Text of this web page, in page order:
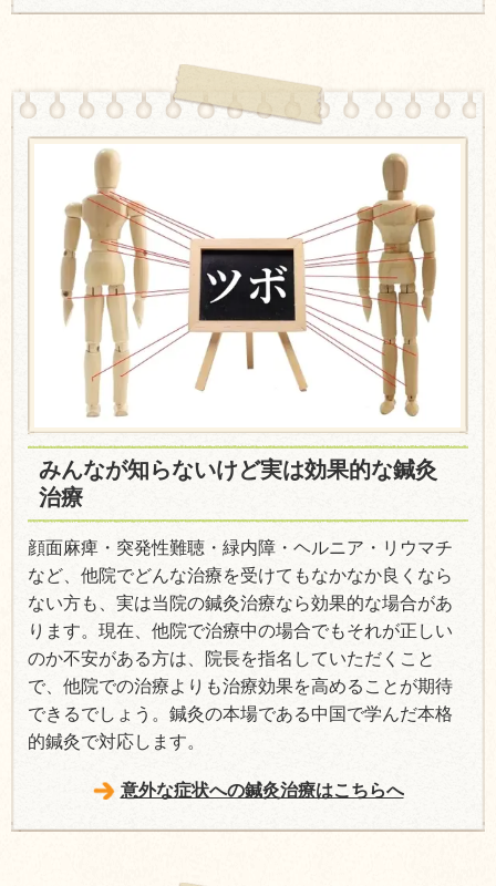
みんなが知らないけど実は効果的な鍼灸
治療
顔面麻痺・突発性難聴・緑内障・ヘルニア・リウマチ
など、他院でどんな治療を受けてもなかなか良くなら
ない方も、実は当院の鍼灸治療なら効果的な場合があ
ります。現在、他院で治療中の場合でもそれが正しい
のか不安がある方は、院長を指名していただくこと
で、他院での治療よりも治療効果を高めることが期待
できるでしょう。鍼灸の本場である中国で学んだ本格
的鍼灸で対応します。
意外な症状への鍼灸治療はこちらへ